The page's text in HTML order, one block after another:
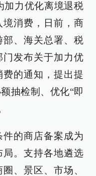
加力优化离境退税
消费，日前，商
、海关总署、税
发布关于加力优
的通知，提出提
抽检制、优化“即
的商店备案成为
。支持各地遴选
、景区、市场、